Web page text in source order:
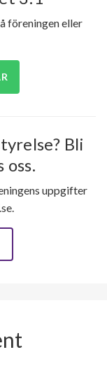
föreningen eller
Bli
oss.
uppgifter